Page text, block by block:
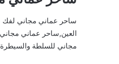
ساحر عماني مجاني لفك
العين,ساحر عماني
مجاني للسلطة